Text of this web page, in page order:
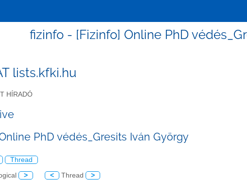
fizinfo - [Fizinfo] Online PhD
lists.kfki.hu
HÍRADÓ
PhD védés_Gresits Iván György
Thread
> < Thread >